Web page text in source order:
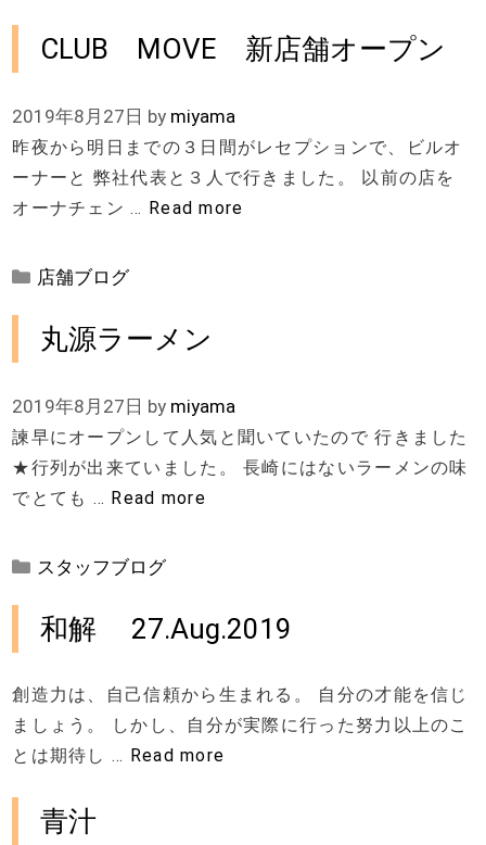
ゴ
リ
CLUB MOVE 新店舗オープン
2019年8月27日 by miyama
昨夜から明日までの３日間がレセプションで、ビルオ
ーナーと 弊社代表と３人で行きました。 以前の店を
オーナチェン … Read more
カ
ゴ
リ
店舗ブログ
丸源ラーメン
2019年8月27日 by miyama
諫早にオープンして人気と聞いていたので 行きました
★行列が出来ていました。 長崎にはないラーメンの味
でとても … Read more
カ
ゴ
リ
スタッフブログ
和解 27.Aug.2019
創造力は、自己信頼から生まれる。 自分の才能を信じ
ましょう。 しかし、自分が実際に行った努力以上のこ
とは期待し … Read more
青汁